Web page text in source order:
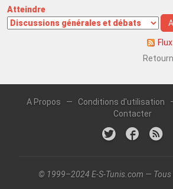
Atteindre
A Propos — Conditions d'utilisation
Contacter
© 1999–2024 E-S-Tunis.com —